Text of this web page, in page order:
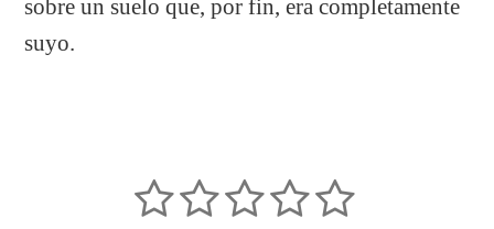
sobre un suelo que, por fin, era completamente
suyo.